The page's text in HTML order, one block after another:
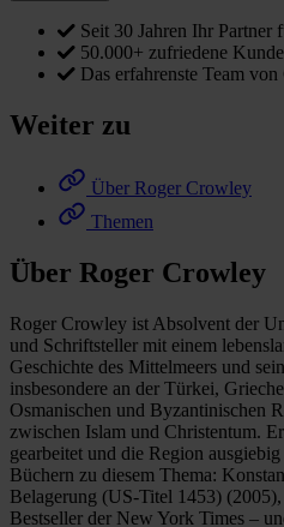
Seit 30 Jahren Ihr Partner
50.000+ zufriedene
Das erfahrenste Team
Weiter zu
Über Roger Crowley
Themen
Über Roger Crowley
Roger Crowley ist Absolvent der
und Schriftsteller mit einem
Geschichte des Mittelmeers und
insbesondere an der Türkei,
Osmanischen und Byzantinischen
zwischen Islam und Christentum.
gearbeitet und die Region
Büchern zu diesem Thema:
Belagerung (US-Titel 1453)
Bestseller der New York Times –